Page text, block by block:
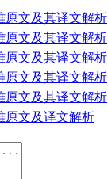
原文及其译文解析
原文及其译文解析
原文及其译文解析
原文及其译文解析
原文及其译文解析
原文及译文解析